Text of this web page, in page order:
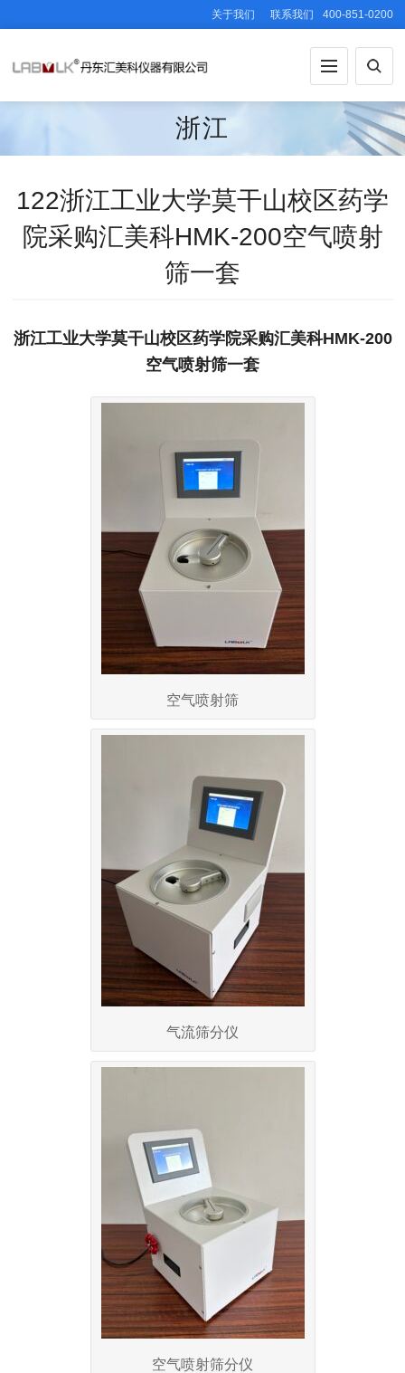
关于我们 联系我们 400-851-0200
浙江
122浙江工业大学莫干山校区药学
院采购汇美科HMK-200空气喷射
筛一套
浙江工业大学莫干山校区药学院采购汇美科HMK-200
空气喷射筛一套
空气喷射筛
气流筛分仪
空气喷射筛分仪